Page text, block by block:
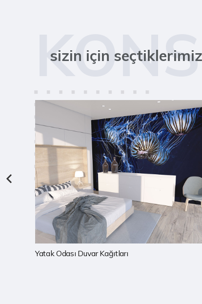
sizin için seçtiklerimiz
Çocuk Odası Duvar Kağıtları